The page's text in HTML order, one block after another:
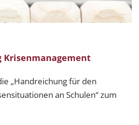
Krisenmanagement
„Handreichung für den
an Schulen“ zum